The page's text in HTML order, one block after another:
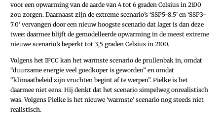
voor een opwarming van de aarde van 4 tot 6 graden Celsius in 2100
zou zorgen. Daarnaast zijn de extreme scenario’s ‘SSP5-8.5’ en ‘SSP3-
7.0’ vervangen door een nieuw hoogste scenario dat lager is dan deze
twee: daarmee blijft de gemodelleerde opwarming in de meest extreme
nieuwe scenario’s beperkt tot 3,5 graden Celsius in 2100.
Volgens het IPCC kan het warmste scenario de prullenbak in, omdat
“duurzame energie veel goedkoper is geworden” en omdat
“klimaatbeleid zijn vruchten begint af te werpen”. Pielke is het
daarmee niet eens. Hij denkt dat het scenario simpelweg onrealistisch
was. Volgens Pielke is het nieuwe ‘warmste’ scenario nog steeds niet
realistisch.